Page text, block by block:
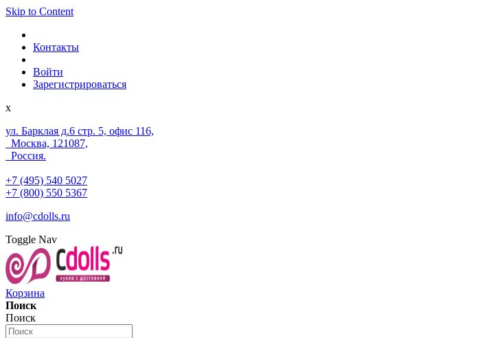
Skip to Content
Контакты
Войти
Зарегистрироваться
x
ул. Барклая д.6 стр. 5, офис 116,
Москва, 121087,
Россия.
+7 (495) 540 5027
+7 (800) 550 5367
info@cdolls.ru
Toggle Nav
Корзина
Поиск
Поиск